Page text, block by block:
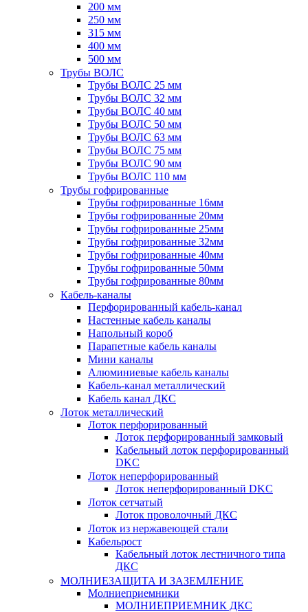
200 мм
250 мм
315 мм
400 мм
500 мм
Трубы ВОЛС
Трубы ВОЛС 25 мм
Трубы ВОЛС 32 мм
Трубы ВОЛС 40 мм
Трубы ВОЛС 50 мм
Трубы ВОЛС 63 мм
Трубы ВОЛС 75 мм
Трубы ВОЛС 90 мм
Трубы ВОЛС 110 мм
Трубы гофрированные
Трубы гофрированные 16мм
Трубы гофрированные 20мм
Трубы гофрированные 25мм
Трубы гофрированные 32мм
Трубы гофрированные 40мм
Трубы гофрированные 50мм
Трубы гофрированные 80мм
Кабель-каналы
Перфорированный кабель-канал
Настенные кабель каналы
Напольный короб
Парапетные кабель каналы
Мини каналы
Алюминиевые кабель каналы
Кабель-канал металлический
Кабель канал ДКС
Лоток металлический
Лоток перфорированный
Лоток перфорированный замковый
Кабельный лоток перфорированный
DKC
Лоток неперфорированный
Лоток неперфорированный DKC
Лоток сетчатый
Лоток проволочный ДКС
Лоток из нержавеющей стали
Кабельрост
Кабельный лоток лестничного типа
ДКС
МОЛНИЕЗАЩИТА И ЗАЗЕМЛЕНИЕ
Молниеприемники
МОЛНИЕПРИЕМНИК ДКС